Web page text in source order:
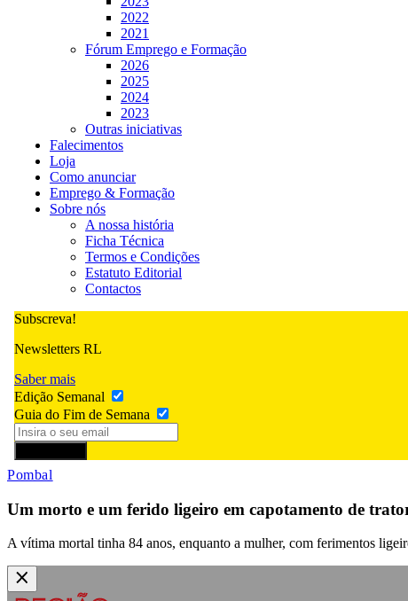
2022
2021
Fórum Emprego e Formação
2026
2025
2024
2023
Outras iniciativas
Falecimentos
Loja
Como anunciar
Emprego & Formação
Sobre nós
A nossa história
Ficha Técnica
Termos e Condições
Estatuto Editorial
Contactos
Subscreva!
Newsletters RL
Saber mais
Edição Semanal
Guia do Fim de Semana
Pombal
Um morto e um ferido ligeiro em capotamento de
A vítima mortal tinha 84 anos, enquanto a mulher, com ferimentos